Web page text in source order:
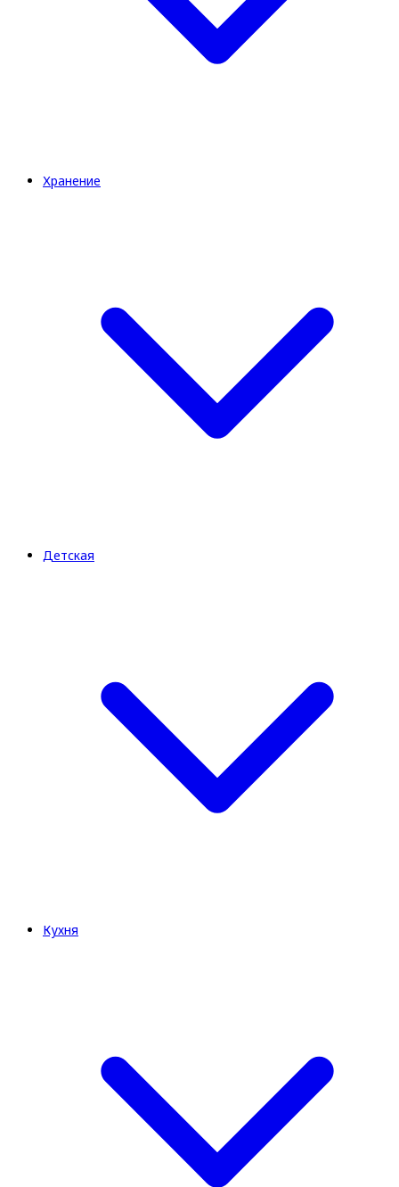
Хранение
Детская
Кухня